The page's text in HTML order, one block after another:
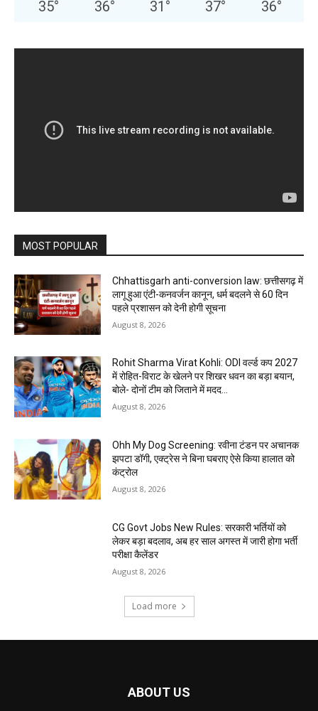
35° 36° 31 ° 37° 36°
MOST POPULAR
Chhattisgarh anti-conversion law: छत्तीसगढ़ में
लागू हुआ एंटी-कनवर्जन कानून, धर्म बदलने से 60 दिन
पहले प्रशासन को देनी होगी सूचना
August 8, 2026
Rohit Sharma Virat Kohli: ODI वर्ल्ड कप 2027
में रोहित-विराट के खेलने पर शिखर धवन का बड़ा बयान,
बोले- दोनों टीम को जिताने में मदद...
August 8, 2026
Ohh My Dog Screening: रवीना टंडन पर अचानक
झपटा डॉगी, एक्ट्रेस ने बिना घबराए ऐसे किया हालात को
कंट्रोल
August 8, 2026
CG Govt Jobs New Rules: सरकारी भर्तियों को
लेकर बड़ा बदलाव, अब हर साल अगस्त में जारी होगा भर्ती
परीक्षा कैलेंडर
August 8, 2026
Load more
ABOUT US